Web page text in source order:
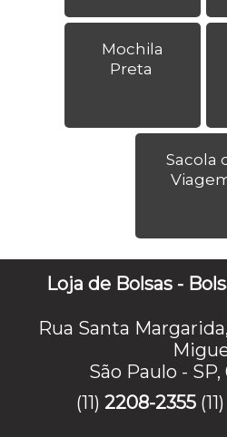
Mochila
Preta
Sacola
Loja de Bolsas -
Rua Santa
São Paulo -
(11) 2208-2355 (11)